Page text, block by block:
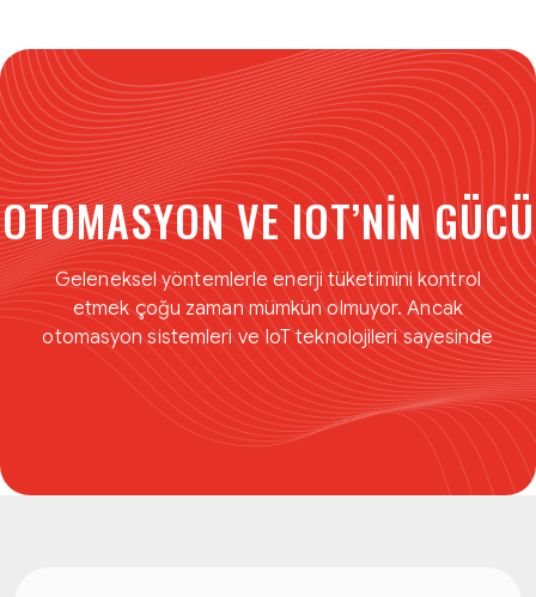
OTOMASYON VE IOT’NIN GÜCÜ
Geleneksel yöntemlerle enerji tüketimini kontrol
etmek çoğu zaman mümkün olmuyor. Ancak
otomasyon sistemleri ve IoT teknolojileri sayesinde